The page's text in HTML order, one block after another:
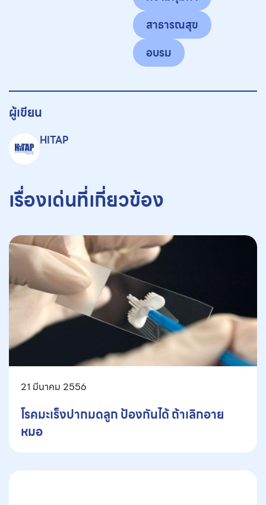
สาธารณสุข
อบรม
ผู้เขียน
HITAP
เรื่องเด่นที่เกี่ยวข้อง
21 มีนาคม 2556
โรคมะเร็งปากมดลูก ป้องกันได้ ถ้าเลิกอาย
หมอ